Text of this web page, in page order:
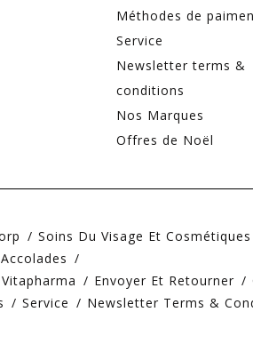
Méthodes de
Service
Newsletter terms &
conditions
Nos Marques
Offres de Noël
Soins Du Visage Et Cosmétiques
Accolades
Vitapharma Envoyer Et Retourner
Service Newsletter Terms &